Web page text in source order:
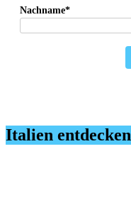
Nachname*
Italien entdecken